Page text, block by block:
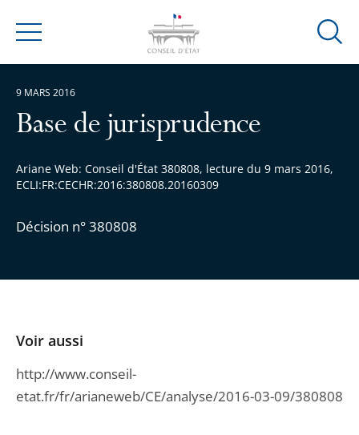
Menu
Ouvrir
Base de jurisprudence
Ariane Web: Conseil d'État 380808, lecture du 9 mars 2016,
ECLI:FR:CECHR:2016:380808.20160309
Décision n° 380808
9 MARS 2016
Voir aussi
http://www.conseil-
etat.fr/fr/arianeweb/CE/analyse/2016-03-09/380808